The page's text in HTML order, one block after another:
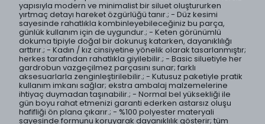
yapısıyla modern ve minimalist bir siluet oluştururken
yırtmaç detayı hareket özgürlüğü tanır.; - Düz kesimi
sayesinde rahatlıkla kombinleyebileceğiniz bu parça,
günlük kullanım için de uygundur.; - Keten görünümlü
dokuma tipiyle doğal bir dokunuş katarken, dayanıklılığı
arttırır.; - Kadın / kız cinsiyetine yönelik olarak tasarlanmıştır;
herkes tarafından rahatlıkla giyilebilir.; - Basic siluetiyle her
gardrobun vazgeçilmez parçasını sunar; farklı
aksesuarlarla zenginleştirilebilir.; - Kutusuz paketiyle pratik
kullanım imkanı sağlar; ekstra ambalaj malzemelerine
ihtiyaç duymadan taşınabilir.; - Normal bel yüksekliği ile
gün boyu rahat etmenizi garanti ederken astarsız oluşu
hafifliği ön plana çıkarır.; - %100 polyester materyali
sayesinde formunu koruyarak dayanıklılık gösterir; tüm